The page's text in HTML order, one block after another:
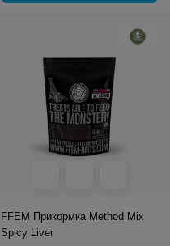
FFEM Прикормка Method Mix
Spicy Liver